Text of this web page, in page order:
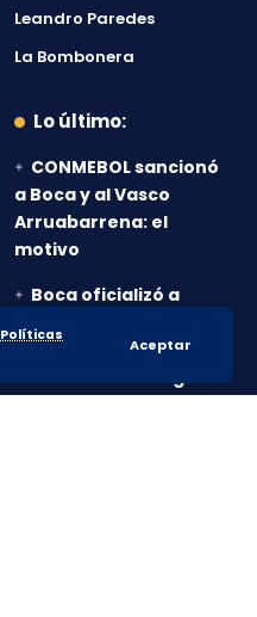
Políticas
Aceptar
Leandro Paredes
La Bombonera
Lo último:
CONMEBOL sancionó
a Boca y al Vasco
Arruabarrena: el
motivo
Boca oficializó a
cuarto refuerzo y